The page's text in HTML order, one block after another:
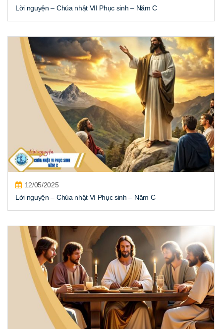
Lời nguyện – Chúa nhật VII Phục sinh – Năm C
12/05/2025
Lời nguyện – Chúa nhật VI Phục sinh – Năm C